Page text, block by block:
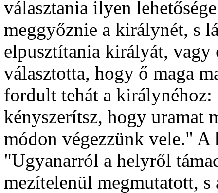
választania ilyen
meggyőznie a királynét, s
elpusztítania királyát, vagy
választotta, hogy ő maga
fordult tehát a
kényszerítsz, hogy uramat
módon végezzünk vele."
"Ugyanarról a helyről
mezítelenül megmutatott,